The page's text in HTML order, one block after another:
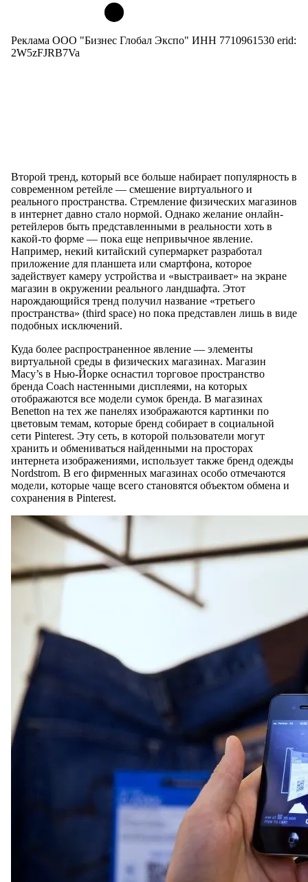
Реклама ООО "Бизнес Глобал Экспо" ИНН 7710961530 erid:
2W5zFJRB7Va
Второй тренд, который все больше набирает популярность в
современном ретейле — смешение виртуального и
реального пространства. Стремление физических магазинов
в интернет давно стало нормой. Однако желание онлайн-
ретейлеров быть представленными в реальности хоть в
какой-то форме — пока еще непривычное явление.
Например, некий китайский супермаркет разработал
приложение для планшета или смартфона, которое
задействует камеру устройства и «выстраивает» на экране
магазин в окружении реального ландшафта. Этот
нарождающийся тренд получил название «третьего
пространства» (third space) но пока представлен лишь в виде
подобных исключений.
Куда более распространенное явление — элементы
виртуальной среды в физических магазинах. Магазин
Macy’s в Нью-Йорке оснастил торговое пространство
бренда Coach настенными дисплеями, на которых
отображаются все модели сумок бренда. В магазинах
Benetton на тех же панелях изображаются картинки по
цветовым темам, которые бренд собирает в социальной
сети Pinterest. Эту сеть, в которой пользователи могут
хранить и обмениваться найденными на просторах
интернета изображениями, использует также бренд одежды
Nordstrom. В его фирменных магазинах особо отмечаются
модели, которые чаще всего становятся объектом обмена и
сохранения в Pinterest.